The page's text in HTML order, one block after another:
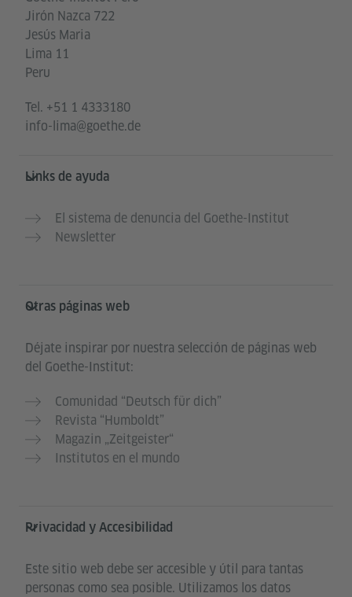
Jirón Nazca 722
Jesús Maria
Lima 11
Peru
Tel. +51 1 4333180
info-lima@goethe.de
Links de ayuda
El sistema de denuncia del Goethe-Institut
Newsletter
Otras páginas web
Déjate inspirar por nuestra selección de páginas web
del Goethe-Institut:
Comunidad “Deutsch für dich”
Revista “Humboldt”
Magazin „Zeitgeister“
Institutos en el mundo
Privacidad y Accesibilidad
Este sitio web debe ser accesible y útil para tantas
personas como sea posible. Utilizamos los datos